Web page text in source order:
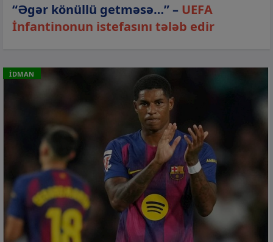
“Əgər könüllü getməsə…” – UEFA
İnfantinonun istefasını tələb edir
İDMAN